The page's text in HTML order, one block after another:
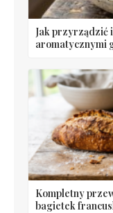
Jak przyrządzić
aromatycznymi
Kompletny
bagietek